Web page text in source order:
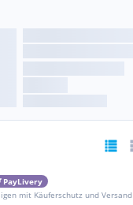
PayLivery
mit Käuferschutz und Versand